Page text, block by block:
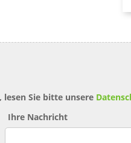
lesen Sie bitte unsere
Ihre Nachricht